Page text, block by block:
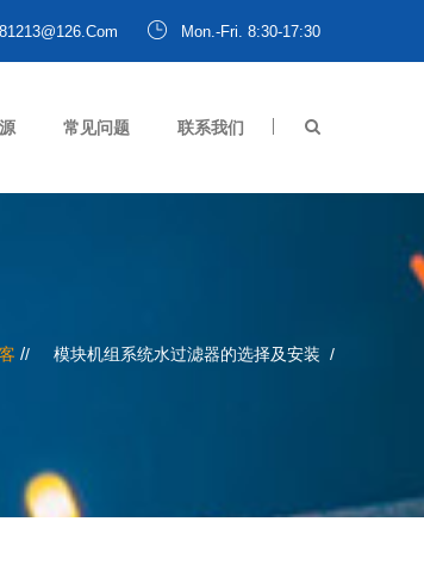
Mon.-Fri. 8:30-17:30
常见问题 联系我们
/ 模块机组系统水过滤器的选择及安装